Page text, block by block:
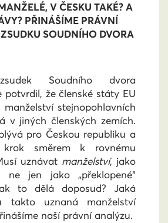
V ČESKU TAKÉ? A
PŘINÁŠÍME PRÁVNÍ
SOUDNÍHO DVORA
Soudního dvora
potvrdil, že členské státy EU
stejnopohlavních
v jiných členských zemích.
pro Českou republiku a
směrem k rovnému
uznávat manželství, jako
ne jen jako „překlopené“
to dělá doposud? Jaká
takto uznaná manželství
naší právní analýzu.